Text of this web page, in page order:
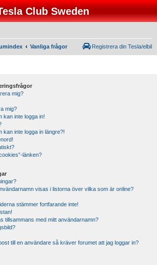
Club Sweden
Vanliga frågor Registrera din Tesla/elbil
mig?
mig?
kan inte logga in!
kan inte logga in längre?!
länken?
visas i listorna över vilka som är online?
stämmer fortfarande inte!
tillsammans med mitt användarnamn?
till en användare så kräver forumet att jag loggar in?